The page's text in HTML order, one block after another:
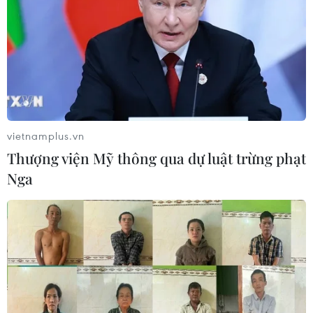
07/08/2026 07:34
Tây Ninh thúc đẩy bình dân học vụ
số, tạo động lực phát triển kinh tế số
07/08/2026 07:17
Hàn Quốc đầu tư xây “Thung lũng
K-Vietnam” gắn với hậu duệ dòng họ
07/08/2026 06:30
Liên kết "ba nhà": Động lực thúc đẩy
đổi mới sáng tạo và nâng cao chất
vietnamplus.vn
Thượng viện Mỹ thông qua dự luật trừng phạt
Nga